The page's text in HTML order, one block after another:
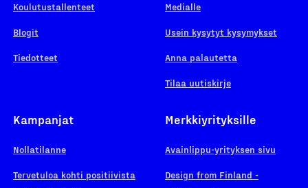
Koulutustallenteet
Blogit
Tiedotteet
Medialle
Usein kysytyt kysymykset
Anna palautetta
Tilaa uutiskirje
Kampanjat
Nollatilanne
Tervetuloa kohti positiivista
Merkkiyrityksille
Avainlippu-yrityksen sivu
Design from Finland -